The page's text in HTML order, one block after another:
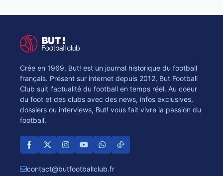
Crée en 1969, But! est un journal historique du football
français. Présent sur internet depuis 2012, But Football
Club suit l'actualité du football en temps réel. Au coeur
du foot et des clubs avec des news, infos exclusives,
dossiers ou interviews, But! vous fait vivre la passion du
football.
contact@butfootballclub.fr